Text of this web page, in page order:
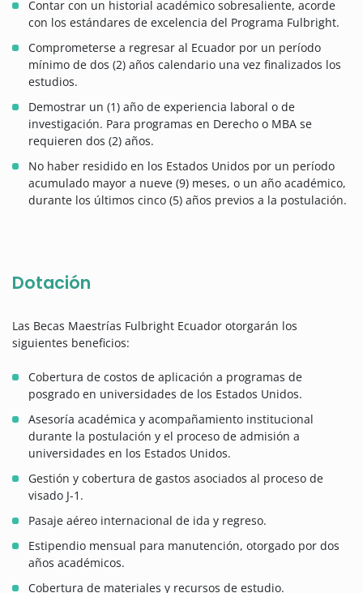
Contar con un historial académico sobresaliente, acorde
con los estándares de excelencia del Programa Fulbright.
Comprometerse a regresar al Ecuador por un período
mínimo de dos (2) años calendario una vez finalizados los
estudios.
Demostrar un (1) año de experiencia laboral o de
investigación. Para programas en Derecho o MBA se
requieren dos (2) años.
No haber residido en los Estados Unidos por un período
acumulado mayor a nueve (9) meses, o un año académico,
durante los últimos cinco (5) años previos a la postulación.
Dotación
Las Becas Maestrías Fulbright Ecuador otorgarán los
siguientes beneficios:
Cobertura de costos de aplicación a programas de
posgrado en universidades de los Estados Unidos.
Asesoría académica y acompañamiento institucional
durante la postulación y el proceso de admisión a
universidades en los Estados Unidos.
Gestión y cobertura de gastos asociados al proceso de
visado J-1.
Pasaje aéreo internacional de ida y regreso.
Estipendio mensual para manutención, otorgado por dos
años académicos.
Cobertura de materiales y recursos de estudio.